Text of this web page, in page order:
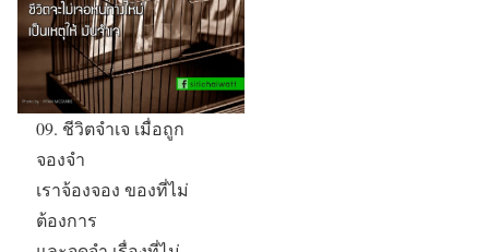
09. ชีวิตจำเจ เมื่อถูก
จองจำ
เราจ้องจอง ของที่ไม่
ต้องการ